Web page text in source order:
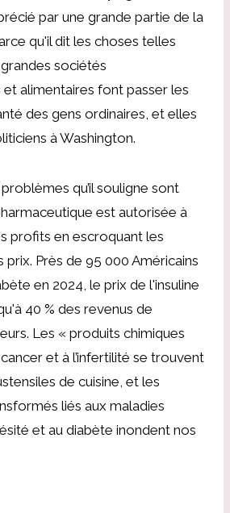
par une grande partie de la
qu'il dit les choses telles
sociétés
alimentaires font passer les
des gens ordinaires, et elles
à Washington.
qu’il souligne sont
est autorisée à
profits en escroquant les
prix. Près de 95 000 Américains
en 2024, le prix de l'insuline
40 % des revenus de
Les « produits chimiques
et à l’infertilité se trouvent
de cuisine, et les
liés aux maladies
et au diabète inondent nos